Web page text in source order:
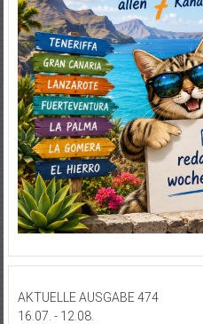
AKTUELLE AUSGABE 474
16.07. - 12.08.